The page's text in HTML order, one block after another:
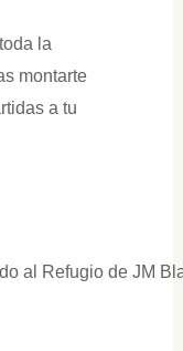
la
montarte
a tu
al Refugio de JM